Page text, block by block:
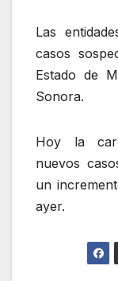
Las
casos
Estado de
Sonora.
Hoy la
nuevos
un
ayer.